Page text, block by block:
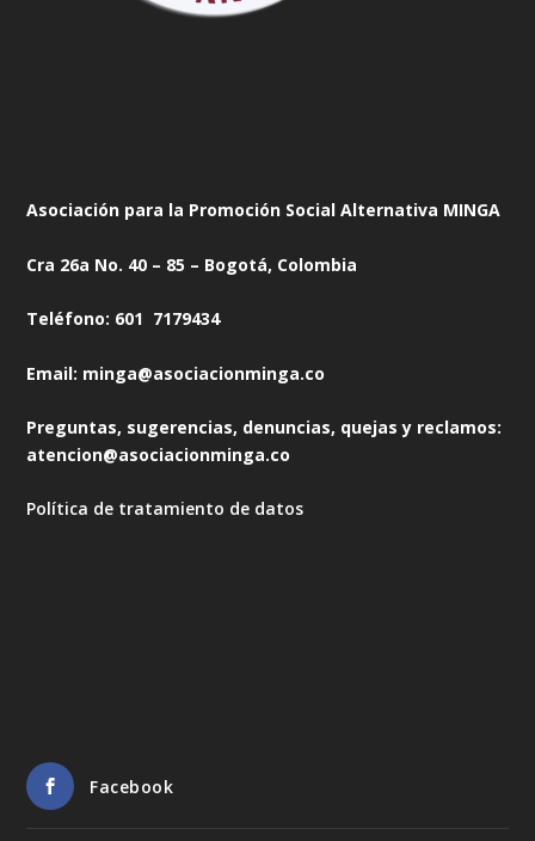
Asociación para la Promoción Social Alternativa MINGA
Cra 26a No. 40 – 85 – Bogotá, Colombia
Teléfono: 601 7179434
Email: minga@asociacionminga.co
Preguntas, sugerencias, denuncias, quejas y reclamos:
atencion@asociacionminga.co
Política de tratamiento de datos
Facebook